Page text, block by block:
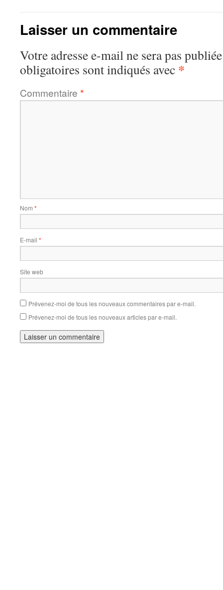
Laisser un commentaire
Votre adresse e-mail ne sera pas
obligatoires sont indiqués avec *
Commentaire *
Nom *
E-mail *
Site web
Prévenez-moi de tous les nouveaux commentaires par e-mail.
Prévenez-moi de tous les nouveaux articles par e-mail.